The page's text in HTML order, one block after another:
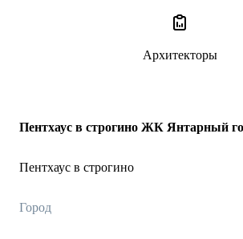
Пентхаус в строгино ЖК Янтарный
Пентхаус в строгино
Город
Архитекторы